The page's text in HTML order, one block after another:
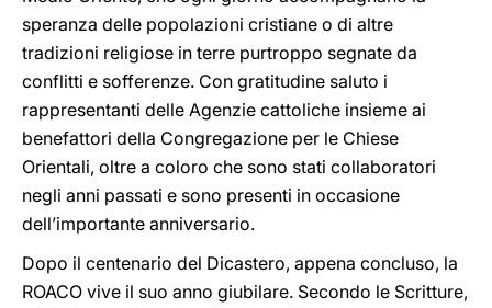
speranza delle popolazioni cristiane o di altre
tradizioni religiose in terre purtroppo segnate da
conflitti e sofferenze. Con gratitudine saluto i
rappresentanti delle Agenzie cattoliche insieme ai
benefattori della Congregazione per le Chiese
Orientali, oltre a coloro che sono stati collaboratori
negli anni passati e sono presenti in occasione
dell’importante anniversario.
Dopo il centenario del Dicastero, appena concluso, la
ROACO vive il suo anno giubilare. Secondo le Scritture,